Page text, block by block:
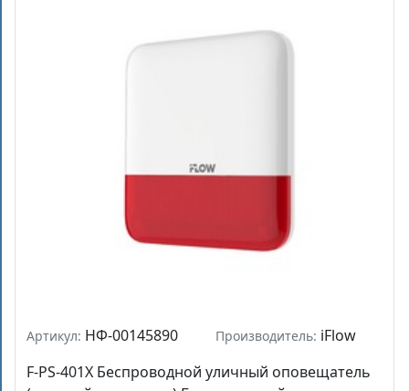
Артикул: НФ-00145890 Производитель: iFlow
F-PS-401X Беспроводной уличный оповещатель